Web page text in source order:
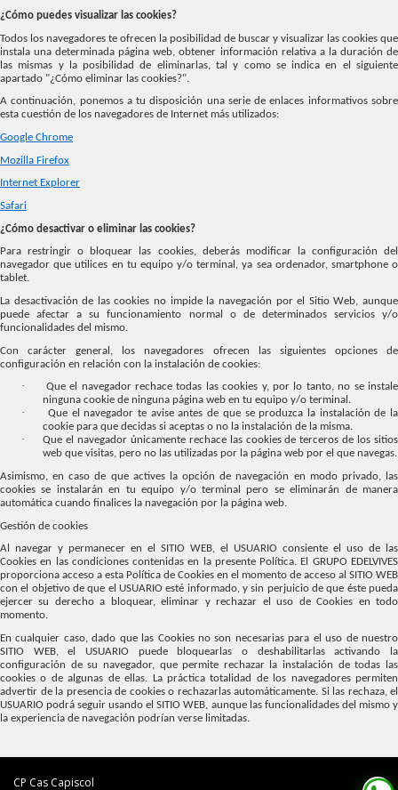
¿Cómo puedes visualizar las cookies?
Todos los navegadores te ofrecen la posibilidad de buscar y visualizar las cookies que
instala una determinada página web, obtener información relativa a la duración de
las mismas y la posibilidad de eliminarlas, tal y como se indica en el siguiente
apartado "¿Cómo eliminar las cookies?".
A continuación, ponemos a tu disposición una serie de enlaces informativos sobre
esta cuestión de los navegadores de Internet más utilizados:
Google Chrome
Mozilla Firefox
Internet Explorer
Safari
¿Cómo desactivar o eliminar las cookies?
Para restringir o bloquear las cookies, deberás modificar la configuración del
navegador que utilices en tu equipo y/o terminal, ya sea ordenador, smartphone o
tablet.
La desactivación de las cookies no impide la navegación por el Sitio Web, aunque
puede afectar a su funcionamiento normal o de determinados servicios y/o
funcionalidades del mismo.
Con carácter general, los navegadores ofrecen las siguientes opciones de
configuración en relación con la instalación de cookies:
·
Que el navegador rechace todas las cookies y, por lo tanto, no se instale
ninguna cookie de ninguna página web en tu equipo y/o terminal.
·
Que el navegador te avise antes de que se produzca la instalación de la
cookie para que decidas si aceptas o no la instalación de la misma.
·
Que el navegador únicamente rechace las cookies de terceros de los sitios
web que visitas, pero no las utilizadas por la página web por el que navegas.
Asimismo, en caso de que actives la opción de navegación en modo privado, las
cookies se instalarán en tu equipo y/o terminal pero se eliminarán de manera
automática cuando finalices la navegación por la página web.
Gestión de cookies
Al navegar y permanecer en el SITIO WEB, el USUARIO consiente el uso de las
Cookies en las condiciones contenidas en la presente Política. El GRUPO EDELVIVES
proporciona acceso a esta Política de Cookies en el momento de acceso al SITIO WEB
con el objetivo de que el USUARIO esté informado, y sin perjuicio de que éste pueda
ejercer su derecho a bloquear, eliminar y rechazar el uso de Cookies en todo
momento.
En cualquier caso, dado que las Cookies no son necesarias para el uso de nuestro
SITIO WEB, el USUARIO puede bloquearlas o deshabilitarlas activando la
configuración de su navegador, que permite rechazar la instalación de todas las
cookies o de algunas de ellas. La práctica totalidad de los navegadores permiten
advertir de la presencia de cookies o rechazarlas automáticamente. Si las rechaza, el
USUARIO podrá seguir usando el SITIO WEB, aunque las funcionalidades del mismo y
la experiencia de navegación podrían verse limitadas.
CP Cas Capiscol